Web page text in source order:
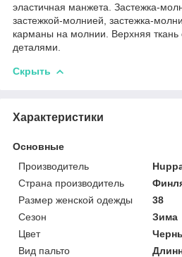
эластичная манжета. Застежка-
застежкой-молнией, застежка-
карманы на молнии. Верхняя
деталями.
Скрыть
Характеристики
Основные
Производитель
Страна производитель
Размер женской одежды
38
Сезон
Зима
Цвет
Вид пальто